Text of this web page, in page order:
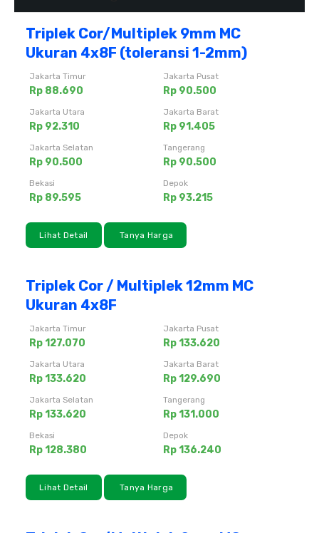
Triplek Cor/Multiplek 9mm MC
Ukuran 4x8F (toleransi 1-2mm)
Jakarta Timur
Rp 88.690
Jakarta Pusat
Rp 90.500
Jakarta Utara
Rp 92.310
Jakarta Barat
Rp 91.405
Jakarta Selatan
Rp 90.500
Tangerang
Rp 90.500
Bekasi
Rp 89.595
Depok
Rp 93.215
Lihat Detail Tanya Harga
Triplek Cor / Multiplek 12mm MC
Ukuran 4x8F
Jakarta Timur
Rp 127.070
Jakarta Pusat
Rp 133.620
Jakarta Utara
Rp 133.620
Jakarta Barat
Rp 129.690
Jakarta Selatan
Rp 133.620
Tangerang
Rp 131.000
Bekasi
Rp 128.380
Depok
Rp 136.240
Lihat Detail Tanya Harga